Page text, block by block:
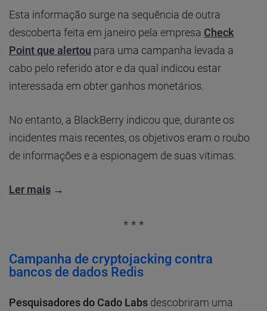
Esta informação surge na sequência de outra
descoberta feita em janeiro pela empresa Check
Point que alertou para uma campanha levada a
cabo pelo referido ator e da qual indicou estar
interessada em obter ganhos monetários.
No entanto, a BlackBerry indicou que, durante os
incidentes mais recentes, os objetivos eram o roubo
de informações e a espionagem de suas vítimas.
Ler mais →
* * *
Campanha de cryptojacking contra
bancos de dados Redis
Pesquisadores do Cado Labs descobriram uma